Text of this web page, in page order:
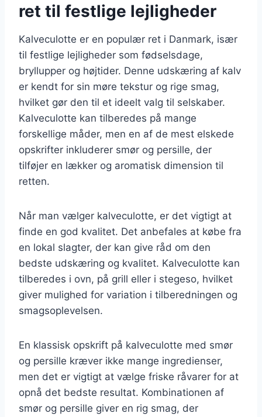
ret til festlige lejligheder
Kalveculotte er en populær ret i Danmark, især
til festlige lejligheder som fødselsdage,
bryllupper og højtider. Denne udskæring af kalv
er kendt for sin møre tekstur og rige smag,
hvilket gør den til et ideelt valg til selskaber.
Kalveculotte kan tilberedes på mange
forskellige måder, men en af de mest elskede
opskrifter inkluderer smør og persille, der
tilføjer en lækker og aromatisk dimension til
retten.
Når man vælger kalveculotte, er det vigtigt at
finde en god kvalitet. Det anbefales at købe fra
en lokal slagter, der kan give råd om den
bedste udskæring og kvalitet. Kalveculotte kan
tilberedes i ovn, på grill eller i stegeso, hvilket
giver mulighed for variation i tilberedningen og
smagsoplevelsen.
En klassisk opskrift på kalveculotte med smør
og persille kræver ikke mange ingredienser,
men det er vigtigt at vælge friske råvarer for at
opnå det bedste resultat. Kombinationen af
smør og persille giver en rig smag, der